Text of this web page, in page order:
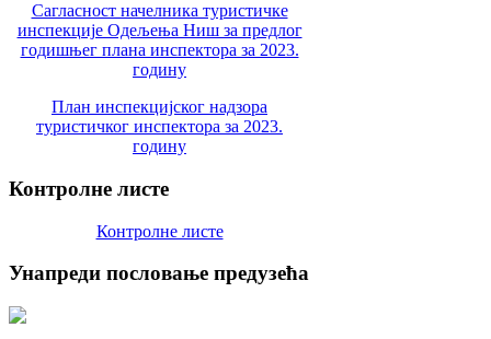
Сагласност начелника туристичке
инспекције Одељења Ниш за предлог
годишњег плана инспектора за 2023.
годину
План инспекцијског надзора
туристичког инспектора за 2023.
годину
Контролне листе
Контролне листе
Унапреди пословање предузећа